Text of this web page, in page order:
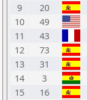
9
20
10
49
11
43
12
73
13
31
14
3
15
16